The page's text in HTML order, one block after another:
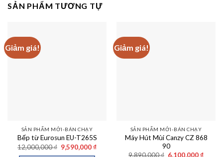
SẢN PHẨM TƯƠNG TỰ
Giảm giá!
SẢN PHẨM MỚI-BÁN CHẠY
Bếp từ Eurosun EU-T265S
12,000,000₫ Giá
gốc
9,590,000 ₫Giá
Giảm giá!
SẢN PHẨM MỚI-BÁN CHẠY
Máy Hút Mùi Canzy CZ 868
90
9,890,000₫ Giá
6,100,000 ₫Giá